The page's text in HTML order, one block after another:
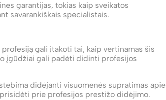
garantijas, tokias kaip sveikatos
savarankiškais specialistais.
gali įtakoti tai, kaip vertinamas šis
įgūdžiai gali padėti didinti profesijos
didėjanti visuomenės supratimas apie
prie profesijos prestižo didėjimo.